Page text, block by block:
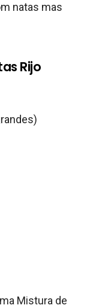
natas mas
Rijo
Mistura de